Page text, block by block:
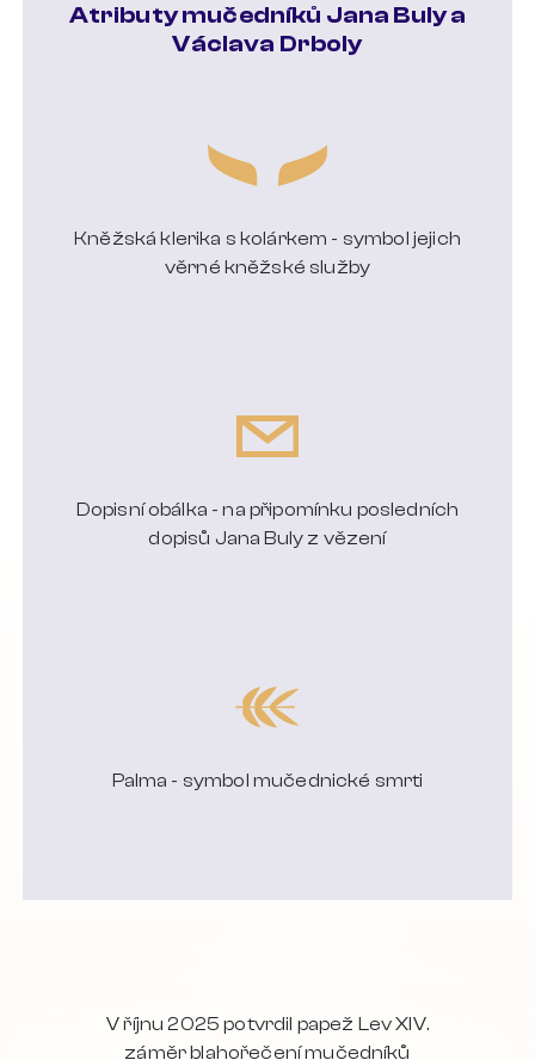
Atributy mučedníků Jana Buly a
Václava Drboly
Kněžská klerika s kolárkem - symbol jejich
věrné kněžské služby
Dopisní obálka - na připomínku posledních
dopisů Jana Buly z vězení
Palma - symbol mučednické smrti
V říjnu 2025 potvrdil papež Lev XIV.
záměr blahořečení mučedníků